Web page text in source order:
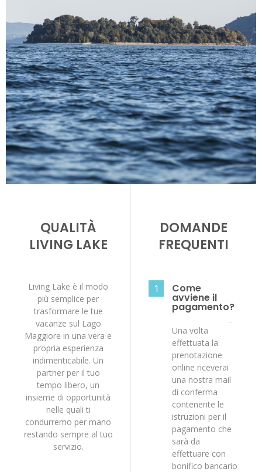
QUALITÀ
LIVING LAKE
Living Lake è il modo
più semplice per
trasformare le tue
vacanze sul Lago
Maggiore in una vera e
propria esperienza
indimenticabile. Un
partner per il tuo
tempo libero, un
insieme di opportunità
nelle quali ti
condurremo per mano
restando sempre al tuo
servizio.
DOMANDE
FREQUENTI
1 Come
avviene il
pagamento?
Una volta
effettuata la
prenotazione
online riceverai
una nostra mail
di conferma
contenente le
istruzioni per il
pagamento che
sarà da
effettuare con
bonifico bancario